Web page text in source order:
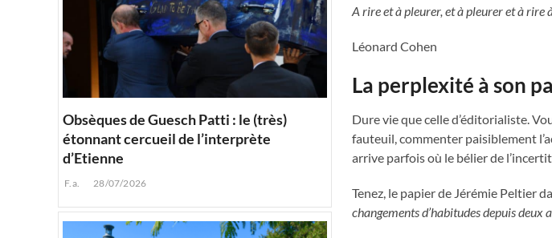
A rire et à pleurer, et à pleurer et à rire
Léonard Cohen
La perplexité à son
Dure vie que celle d’éditorialiste.
fauteuil, commenter paisiblement
arrive parfois où le bélier de
Tenez, le papier de Jérémie Peltier
changements d’habitudes depuis deux
Obsèques de Guesch Patti : le (très)
étonnant cercueil de l’interprète
d’Etienne
F.a. 28/07/2026